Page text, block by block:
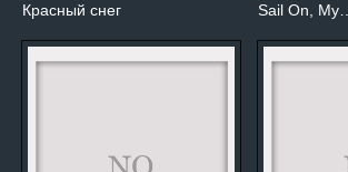
Красный снег Sail On, My…